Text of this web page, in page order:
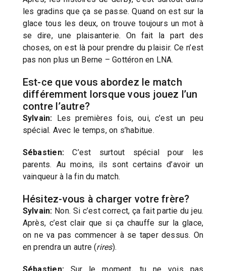
les gradins que ça se passe. Quand on est sur la
glace tous les deux, on trouve toujours un mot à
se dire, une plaisanterie. On fait la part des
choses, on est là pour prendre du plaisir. Ce n’est
pas non plus un Berne – Gottéron en LNA.
Est-ce que vous abordez le match
différemment lorsque vous jouez l’un
contre l’autre?
Sylvain: Les premières fois, oui, c’est un peu
spécial. Avec le temps, on s’habitue.
Sébastien: C’est surtout spécial pour les
parents. Au moins, ils sont certains d’avoir un
vainqueur à la fin du match.
Hésitez-vous à charger votre frère?
Sylvain: Non. Si c’est correct, ça fait partie du jeu.
Après, c’est clair que si ça chauffe sur la glace,
on ne va pas commencer à se taper dessus. On
en prendra un autre (rires).